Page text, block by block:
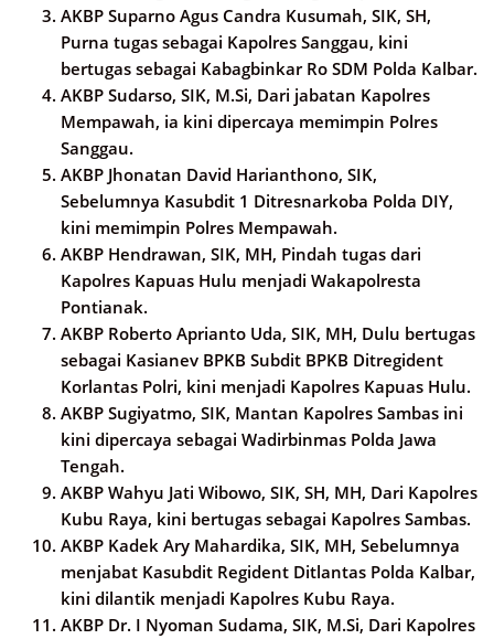
AKBP Suparno Agus Candra Kusumah, SIK, SH,
Purna tugas sebagai Kapolres Sanggau, kini
bertugas sebagai Kabagbinkar Ro SDM Polda Kalbar.
AKBP Sudarso, SIK, M.Si, Dari jabatan Kapolres
Mempawah, ia kini dipercaya memimpin Polres
Sanggau.
AKBP Jhonatan David Harianthono, SIK,
Sebelumnya Kasubdit 1 Ditresnarkoba Polda DIY,
kini memimpin Polres Mempawah.
AKBP Hendrawan, SIK, MH, Pindah tugas dari
Kapolres Kapuas Hulu menjadi Wakapolresta
Pontianak.
AKBP Roberto Aprianto Uda, SIK, MH, Dulu bertugas
sebagai Kasianev BPKB Subdit BPKB Ditregident
Korlantas Polri, kini menjadi Kapolres Kapuas Hulu.
AKBP Sugiyatmo, SIK, Mantan Kapolres Sambas ini
kini dipercaya sebagai Wadirbinmas Polda Jawa
Tengah.
AKBP Wahyu Jati Wibowo, SIK, SH, MH, Dari Kapolres
Kubu Raya, kini bertugas sebagai Kapolres Sambas.
AKBP Kadek Ary Mahardika, SIK, MH, Sebelumnya
menjabat Kasubdit Regident Ditlantas Polda Kalbar,
kini dilantik menjadi Kapolres Kubu Raya.
AKBP Dr. I Nyoman Sudama, SIK, M.Si, Dari Kapolres